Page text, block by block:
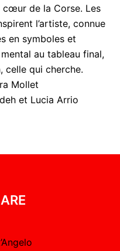
cœur de la Corse. Les
l’artiste, connue
en symboles et
au tableau final,
celle qui cherche.
Mollet
et Lucia Arrio